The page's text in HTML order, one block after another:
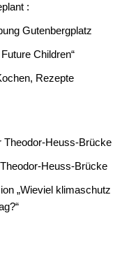
:
Gutenbergplatz
Children“
Rezepte
Theodor-Heuss-Brücke
Heuss-Brücke
„Wieviel klimaschutz